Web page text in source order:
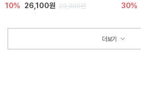
10% 26,100원 29,000원 30%
더보기